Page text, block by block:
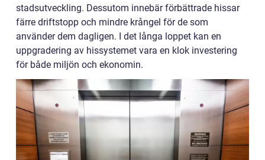
stadsutveckling. Dessutom innebär förbättrade hissar
färre driftstopp och mindre krångel för de som
använder dem dagligen. I det långa loppet kan en
uppgradering av hissystemet vara en klok investering
för både miljön och ekonomin.